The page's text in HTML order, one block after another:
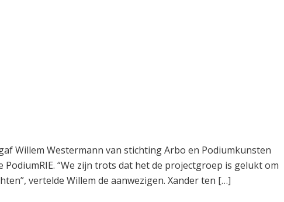
Willem Westermann van stichting Arbo en Podiumkunsten
“We zijn trots dat het de projectgroep is gelukt om
vertelde Willem de aanwezigen. Xander ten […]